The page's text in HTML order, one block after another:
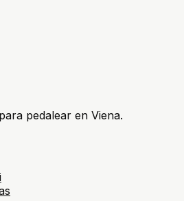
pedalear en Viena.